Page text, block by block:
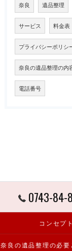
奈良 遺品整理
サービス 料金表
プライバシーポリシ
奈良の遺品整理の内
電話番号
0743-84-
コンセプト
奈良の遺品整理の必要